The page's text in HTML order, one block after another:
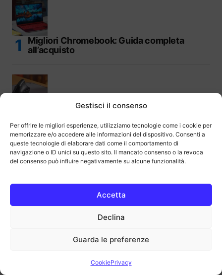
Gestisci il consenso
Per offrire le migliori esperienze, utilizziamo tecnologie come i cookie per
memorizzare e/o accedere alle informazioni del dispositivo. Consenti a
queste tecnologie di elaborare dati come il comportamento di
navigazione o ID unici su questo sito. Il mancato consenso o la revoca
del consenso può influire negativamente su alcune funzionalità.
Accetta
Declina
Guarda le preferenze
CookiePrivacy
Migliori Chromebook: Guida completa
all’acquisto
all’acquisto
Migliori mouse per PC del 2026 | Guida
Migliori docking station per ogni tipo di